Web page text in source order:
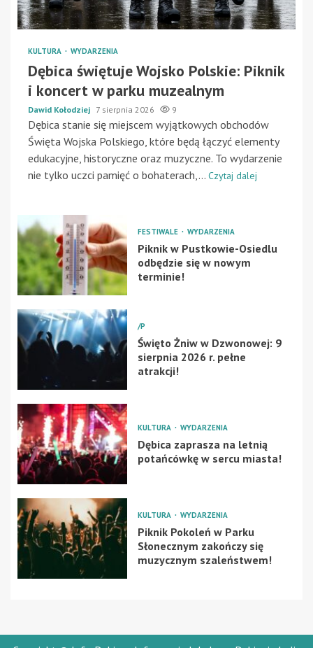
KULTURA WYDARZENIA
Dębica świętuje Wojsko Polskie: Piknik
i koncert w parku muzealnym
Dawid Kołodziej 7 sierpnia 2026 9
Dębica stanie się miejscem wyjątkowych obchodów
Święta Wojska Polskiego, które będą łączyć elementy
edukacyjne, historyczne oraz muzyczne. To wydarzenie
nie tylko uczci pamięć o bohaterach,... Czytaj dalej
FESTIWALE WYDARZENIA
Piknik w Pustkowie-Osiedlu
odbędzie się w nowym
terminie!
/P
Święto Żniw w Dzwonowej: 9
sierpnia 2026 r. pełne
atrakcji!
KULTURA WYDARZENIA
Dębica zaprasza na letnią
potańcówkę w sercu miasta!
KULTURA WYDARZENIA
Piknik Pokoleń w Parku
Słonecznym zakończy się
muzycznym szaleństwem!